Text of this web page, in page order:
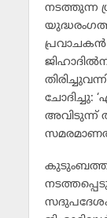
നടത്തുന്ന
പ്രവാചകന്‍
ചോദിച്ചു:
അവിടുന്ന്